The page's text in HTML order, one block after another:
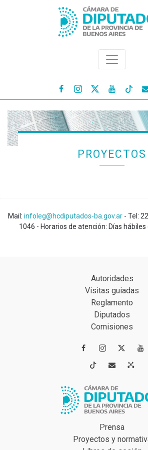
 
PROYECTOS
Mail: infoleg@hcdiputados-ba.gov.ar - Tel:
1046 - Horarios de atención: Días hábiles
Autoridades
Visitas guiadas
Reglamento
Diputados
Comisiones
 
 
Prensa
Proyectos y